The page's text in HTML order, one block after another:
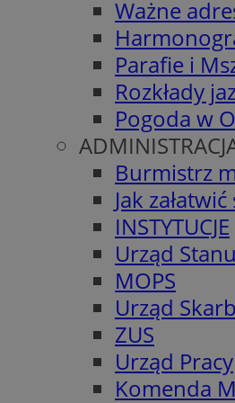
Ważne
Parafie i
Rozkłady
Pogoda w
Burmistrz
Jak
INSTYTUCJE
Urząd
MOPS
Urząd
ZUS
Urząd Pracy
Komenda